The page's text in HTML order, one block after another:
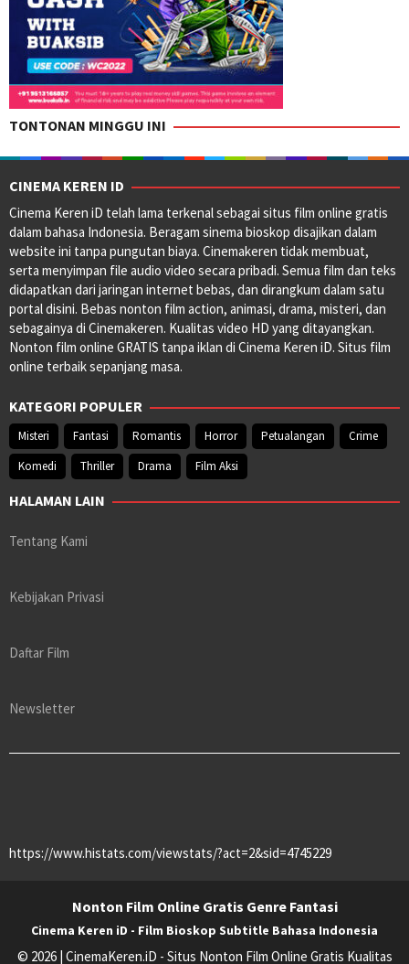
TONTONAN MINGGU INI
CINEMA KEREN ID
Cinema Keren iD telah lama terkenal sebagai situs film online gratis
dalam bahasa Indonesia. Beragam sinema bioskop disajikan dalam
website ini tanpa pungutan biaya. Cinemakeren tidak membuat,
serta menyimpan file audio video secara pribadi. Semua film dan teks
didapatkan dari jaringan internet bebas, dan dirangkum dalam satu
portal disini. Bebas nonton film action, animasi, drama, misteri, dan
sebagainya di Cinemakeren. Kualitas video HD yang ditayangkan.
Nonton film online GRATIS tanpa iklan di Cinema Keren iD. Situs film
online terbaik sepanjang masa.
KATEGORI POPULER
Misteri Fantasi Romantis Horror Petualangan
Crime
Komedi
Thriller Drama Film Aksi
HALAMAN LAIN
Tentang Kami
Kebijakan Privasi
Daftar Film
Newsletter
https://www.histats.com/viewstats/?act=2&sid=4745229
Nonton Film Online Gratis Genre Fantasi
Cinema Keren iD - Film Bioskop Subtitle Bahasa Indonesia
© 2026 | CinemaKeren.iD - Situs Nonton Film Online Gratis Kualitas